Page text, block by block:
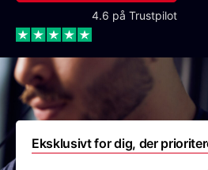
4.6 på Trustpilot
Eksklusivt for dig, der